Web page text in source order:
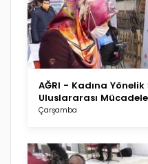
AĞRI - Kadına Yönelik
Uluslararası
Çarşamba